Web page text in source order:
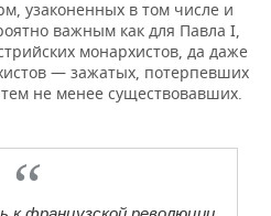
узаконенных в том числе и
важным как для Павла I,
монархистов, да даже
— зажатых, потерпевших
не менее существовавших.